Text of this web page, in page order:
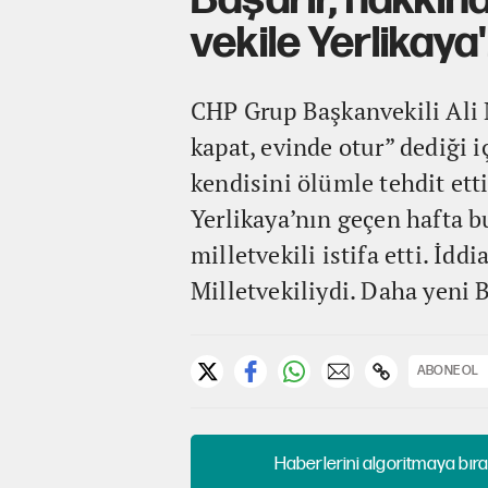
vekile
CHP Grup Başkanvekili Ali
kapat, evinde otur” dediği
kendisini ölümle tehdit
Yerlikaya’nın geçen hafta
milletvekili istifa etti. İddia
Milletvekiliydi. Daha yeni
ABONE OL
Haberlerini algoritmaya